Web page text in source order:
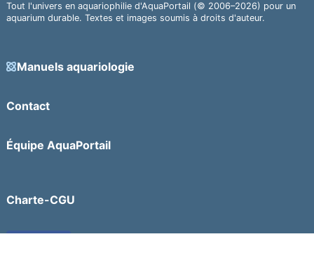
Tout l'univers en aquariophilie d'AquaPortail (© 2006–2026) pour un
aquarium durable. Textes et images soumis à droits d'auteur.
Manuels aquariologie
Contact
Équipe AquaPortail
Charte-CGU